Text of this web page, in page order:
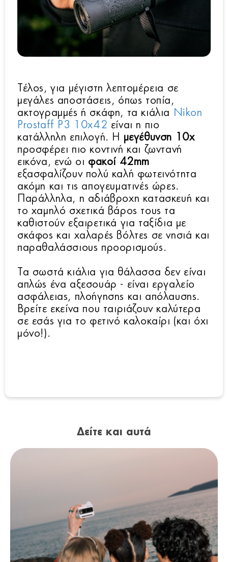
Τέλος, για μέγιστη λεπτομέρεια σε
μεγάλες αποστάσεις, όπως τοπία,
ακτογραμμές ή σκάφη, τα κιάλια Nikon
Prostaff P3 10x42 είναι η πιο
κατάλληλη επιλογή. Η μεγέθυνση 10x
προσφέρει πιο κοντινή και ζωντανή
εικόνα, ενώ οι φακοί 42mm
εξασφαλίζουν πολύ καλή φωτεινότητα
ακόμη και τις απογευματινές ώρες.
Παράλληλα, η αδιάβροχη κατασκευή και
το χαμηλό σχετικά βάρος τους τα
καθιστούν εξαιρετικά για ταξίδια με
σκάφος και χαλαρές βόλτες σε νησιά και
παραθαλάσσιους προορισμούς.
Τα σωστά κιάλια για θάλασσα δεν είναι
απλώς ένα αξεσουάρ - είναι εργαλείο
ασφάλειας, πλοήγησης και απόλαυσης.
Bρείτε εκείνα που ταιριάζουν καλύτερα
σε εσάς για το φετινό καλοκαίρι (και όχι
μόνο!).
Δείτε και αυτά